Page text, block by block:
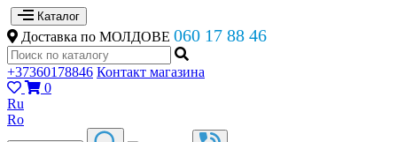
Каталог
Доставка по МОЛДОВЕ 060 17 88 46
+37360178846 Контакт магазина
0
Ru
Ro